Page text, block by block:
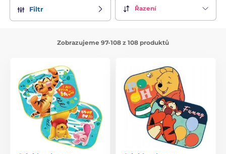
Filtr Řazení
Zobrazujeme 97-108 z 108 produktů